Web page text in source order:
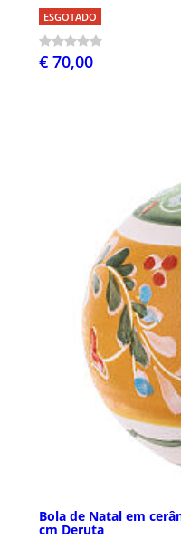
ESGOTADO
€ 70,00
Bola de Natal em
cm Deruta